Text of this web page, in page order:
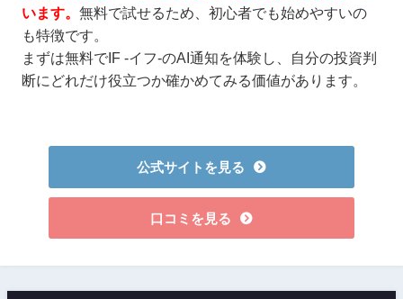
います。無料で試せるため、初心者でも始めやすいの
も特徴です。
まずは無料でIF -イフ-のAI通知を体験し、自分の投資判
断にどれだけ役立つか確かめてみる価値があります。
公式サイトを見る
口コミを見る